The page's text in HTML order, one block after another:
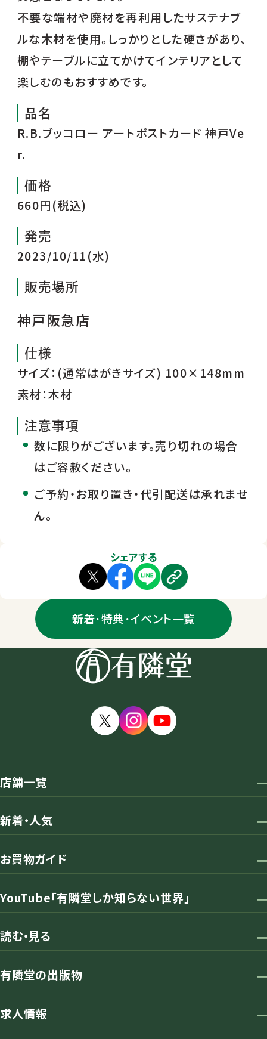
不要な端材や廃材を再利用したサステナブ
ルな木材を使用。しっかりとした硬さがあり、
棚やテーブルに立てかけてインテリアとして
楽しむのもおすすめです。
品名
R.B.ブッコロー アートポストカード 神戸Ve
r.
価格
660円(税込)
発売
2023/10/11(水)
販売場所
神戸阪急店
仕様
サイズ：(通常はがきサイズ) 100×148mm
素材：木材
注意事項
数に限りがございます。売り切れの場合
はご容赦ください。
ご予約・お取り置き・代引配送は承れませ
ん。
シェアする
新着･特典･イベント一覧
店舗一覧
新着・人気
お買物ガイド
YouTube「有隣堂しか知らない世界」
読む・見る
有隣堂の出版物
求人情報